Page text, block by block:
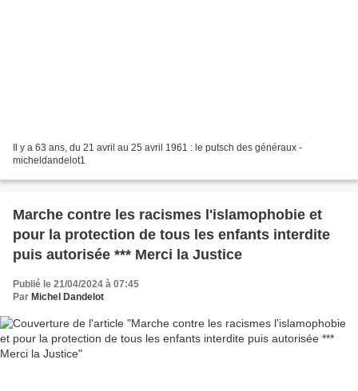
Il y a 63 ans, du 21 avril au 25 avril 1961 : le putsch des généraux -
micheldandelot1
Marche contre les racismes l'islamophobie et
pour la protection de tous les enfants interdite
puis autorisée *** Merci la Justice
Publié le 21/04/2024 à 07:45
Par Michel Dandelot